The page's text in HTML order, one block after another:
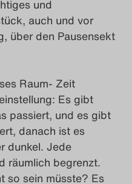
und
auch und vor
über den Pausensekt
Raum- Zeit
Es gibt
passiert, und es gibt
danach ist es
dunkel. Jede
räumlich begrenzt.
so sein müsste? Es